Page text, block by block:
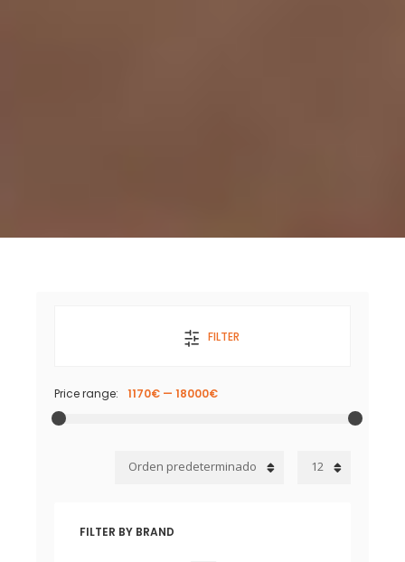
FILTER
Price range: 1170€ — 18000€
12
Orden predeterminado
FILTER BY BRAND